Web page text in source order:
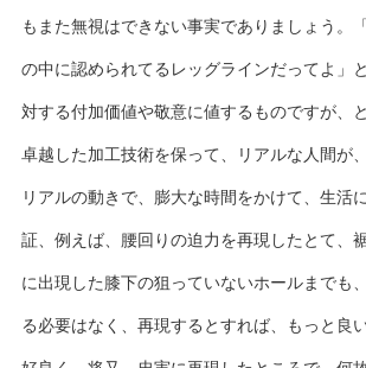
もまた無視はできない事実でありましょう。
の中に認められてるレッグラインだってよ」
対する付加価値や敬意に値するものですが、
卓越した加工技術を保って、リアルな人間が
リアルの動きで、膨大な時間をかけて、生活
証、例えば、腰回りの迫力を再現したとて、
に出現した膝下の狙っていないホールまでも
る必要はなく、再現するとすれば、もっと良